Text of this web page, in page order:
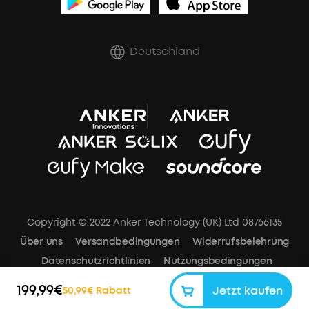
199,99€50,99€ Rabatt Jetzt kaufen
Deutschland
Copyright © 2022 Anker Technology (UK) Ltd 08766135
Über uns
Versandbedingungen
Widerrufsbelehrung
Datenschutzrichtlinien
Nutzungsbedingungen
Cookies-Mitteilung
Cookie-Einstellungen
Datengesetz